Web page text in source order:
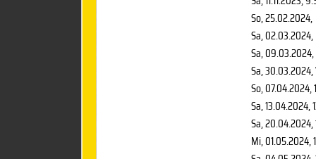
So, 25.02.2024,
Sa, 02.03.2024,
Sa, 09.03.2024,
Sa, 30.03.2024,
So, 07.04.2024,
Sa, 13.04.2024,
Sa, 20.04.2024,
Mi, 01.05.2024,